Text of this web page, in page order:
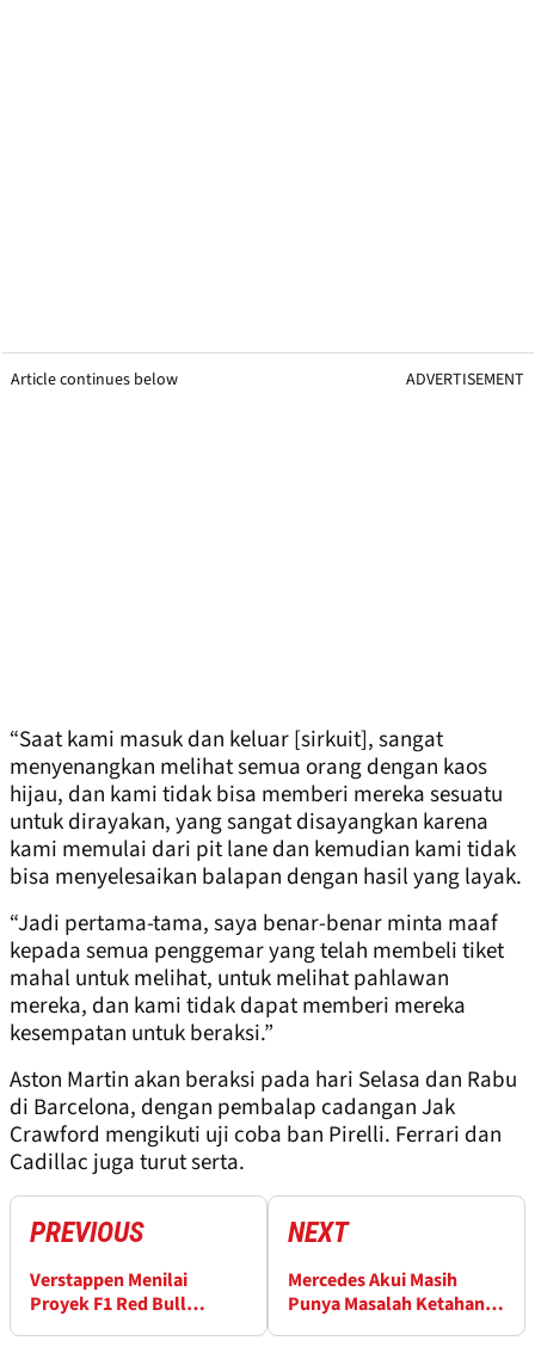
Article continues below ADVERTISEMENT
“Saat kami masuk dan keluar [sirkuit], sangat
menyenangkan melihat semua orang dengan kaos
hijau, dan kami tidak bisa memberi mereka sesuatu
untuk dirayakan, yang sangat disayangkan karena
kami memulai dari pit lane dan kemudian kami tidak
bisa menyelesaikan balapan dengan hasil yang layak.
“Jadi pertama-tama, saya benar-benar minta maaf
kepada semua penggemar yang telah membeli tiket
mahal untuk melihat, untuk melihat pahlawan
mereka, dan kami tidak dapat memberi mereka
kesempatan untuk beraksi.”
Aston Martin akan beraksi pada hari Selasa dan Rabu
di Barcelona, ​​dengan pembalap cadangan Jak
Crawford mengikuti uji coba ban Pirelli. Ferrari dan
Cadillac juga turut serta.
PREVIOUS
Verstappen Menilai
Proyek F1 Red Bull
NEXT
Mercedes Akui Masih
Punya Masalah Ketahanan